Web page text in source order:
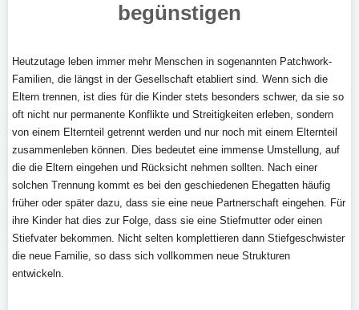
begünstigen
Heutzutage leben immer mehr Menschen in sogenannten Patchwork-
Familien, die längst in der Gesellschaft etabliert sind. Wenn sich die
Eltern trennen, ist dies für die Kinder stets besonders schwer, da sie so
oft nicht nur permanente Konflikte und Streitigkeiten erleben, sondern
von einem Elternteil getrennt werden und nur noch mit einem Elternteil
zusammenleben können. Dies bedeutet eine immense Umstellung, auf
die die Eltern eingehen und Rücksicht nehmen sollten. Nach einer
solchen Trennung kommt es bei den geschiedenen Ehegatten häufig
früher oder später dazu, dass sie eine neue Partnerschaft eingehen. Für
ihre Kinder hat dies zur Folge, dass sie eine Stiefmutter oder einen
Stiefvater bekommen. Nicht selten komplettieren dann Stiefgeschwister
die neue Familie, so dass sich vollkommen neue Strukturen
entwickeln.